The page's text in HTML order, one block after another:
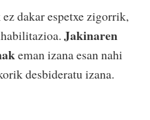
dakar espetxe zigorrik,
Jakinaren
eman izana esan nahi
desbideratu izana.